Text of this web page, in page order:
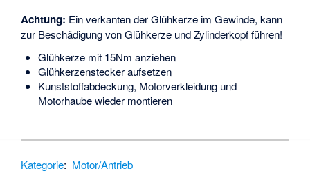
Achtung: Ein verkanten der Glühkerze im Gewinde, kann
zur Beschädigung von Glühkerze und Zylinderkopf führen!
Glühkerze mit 15Nm anziehen
Glühkerzenstecker aufsetzen
Kunststoffabdeckung, Motorverkleidung und
Motorhaube wieder montieren
Kategorie: Motor/Antrieb